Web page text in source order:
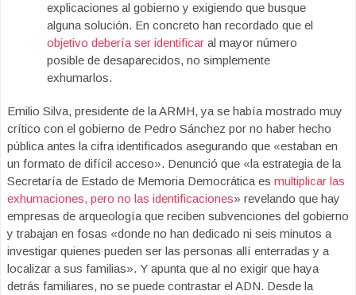
explicaciones al gobierno y exigiendo que busque
alguna solución. En concreto han recordado que el
objetivo debería ser identificar al mayor número
posible de desaparecidos, no simplemente
exhumarlos.
Emilio Silva, presidente de la ARMH, ya se había mostrado muy
crítico con el gobierno de Pedro Sánchez por no haber hecho
pública antes la cifra identificados asegurando que «estaban en
un formato de difícil acceso». Denunció que «la estrategia de la
Secretaría de Estado de Memoria Democrática es multiplicar las
exhumaciones, pero no las identificaciones» revelando que hay
empresas de arqueología que reciben subvenciones del gobierno
y trabajan en fosas «donde no han dedicado ni seis minutos a
investigar quienes pueden ser las personas allí enterradas y a
localizar a sus familias». Y apunta que al no exigir que haya
detrás familiares, no se puede contrastar el ADN. Desde la